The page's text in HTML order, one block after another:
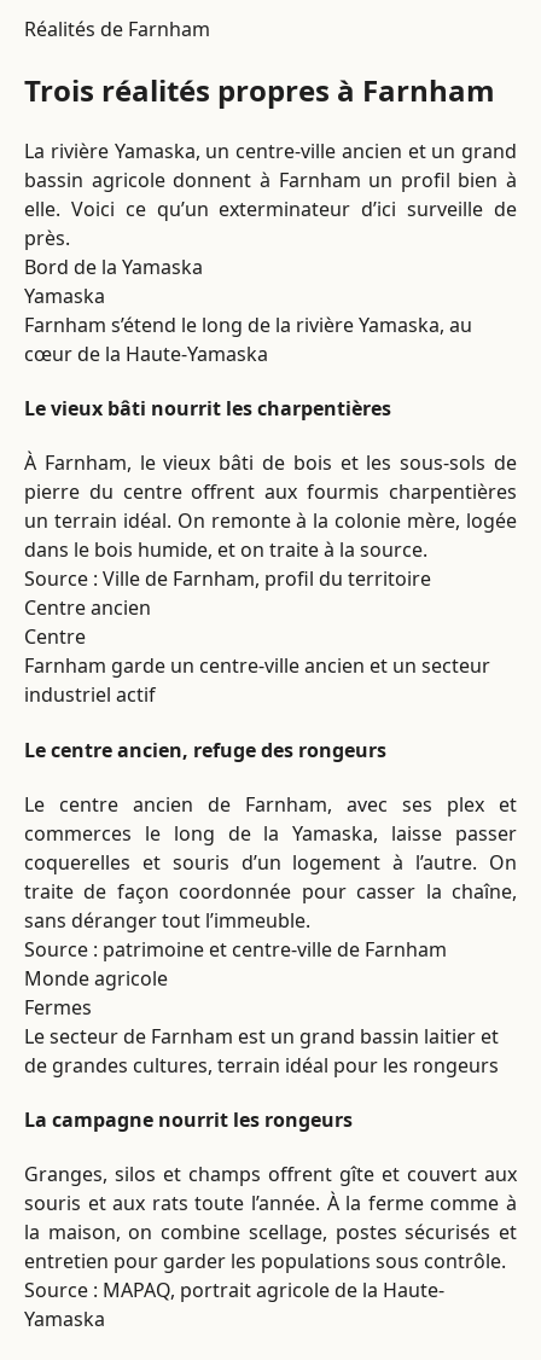
Réalités de Farnham
Trois réalités propres à Farnham
La rivière Yamaska, un centre-ville ancien et un grand
bassin agricole donnent à Farnham un profil bien à
elle. Voici ce qu’un exterminateur d’ici surveille de
près.
Bord de la Yamaska
Yamaska
Farnham s’étend le long de la rivière Yamaska, au
cœur de la Haute-Yamaska
Le vieux bâti nourrit les charpentières
À Farnham, le vieux bâti de bois et les sous-sols de
pierre du centre offrent aux fourmis charpentières
un terrain idéal. On remonte à la colonie mère, logée
dans le bois humide, et on traite à la source.
Source : Ville de Farnham, profil du territoire
Centre ancien
Centre
Farnham garde un centre-ville ancien et un secteur
industriel actif
Le centre ancien, refuge des rongeurs
Le centre ancien de Farnham, avec ses plex et
commerces le long de la Yamaska, laisse passer
coquerelles et souris d’un logement à l’autre. On
traite de façon coordonnée pour casser la chaîne,
sans déranger tout l’immeuble.
Source : patrimoine et centre-ville de Farnham
Monde agricole
Fermes
Le secteur de Farnham est un grand bassin laitier et
de grandes cultures, terrain idéal pour les rongeurs
La campagne nourrit les rongeurs
Granges, silos et champs offrent gîte et couvert aux
souris et aux rats toute l’année. À la ferme comme à
la maison, on combine scellage, postes sécurisés et
entretien pour garder les populations sous contrôle.
Source : MAPAQ, portrait agricole de la Haute-
Yamaska